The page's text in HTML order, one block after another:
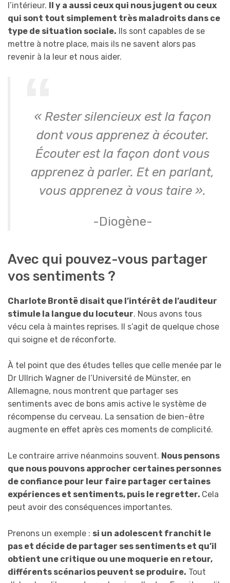
l’intérieur.
Il y a aussi ceux qui nous jugent ou ceux
qui sont tout simplement très maladroits dans ce
type de situation sociale. Ils sont capables de se
mettre à notre place, mais ils ne savent alors pas
revenir à la leur et nous aider.
« Rester silencieux est la façon
dont vous apprenez à écouter.
Écouter est la façon dont vous
apprenez à parler. Et en parlant,
vous apprenez à vous taire ».
-Diogène-
Avec qui pouvez-vous partager
vos sentiments ?
Charlote Brontë disait que l’intérêt de l’auditeur
stimule la langue du locuteur. Nous avons tous
vécu cela à maintes reprises. Il s’agit de quelque chose
qui soigne et de réconforte.
À tel point que des études telles que celle menée par le
Dr Ullrich Wagner de l’Université de Münster, en
Allemagne, nous montrent que partager ses
sentiments avec de bons amis active le système de
récompense du cerveau. La sensation de bien-être
augmente en effet après ces moments de complicité.
Le contraire arrive néanmoins souvent. Nous pensons
que nous pouvons approcher certaines personnes
de confiance pour leur faire partager certaines
expériences et sentiments, puis le regretter. Cela
peut avoir des conséquences importantes.
Prenons un exemple : si un adolescent franchit le
pas et décide de partager ses sentiments et qu’il
obtient une critique ou une moquerie en retour,
différents scénarios peuvent se produire. Tout